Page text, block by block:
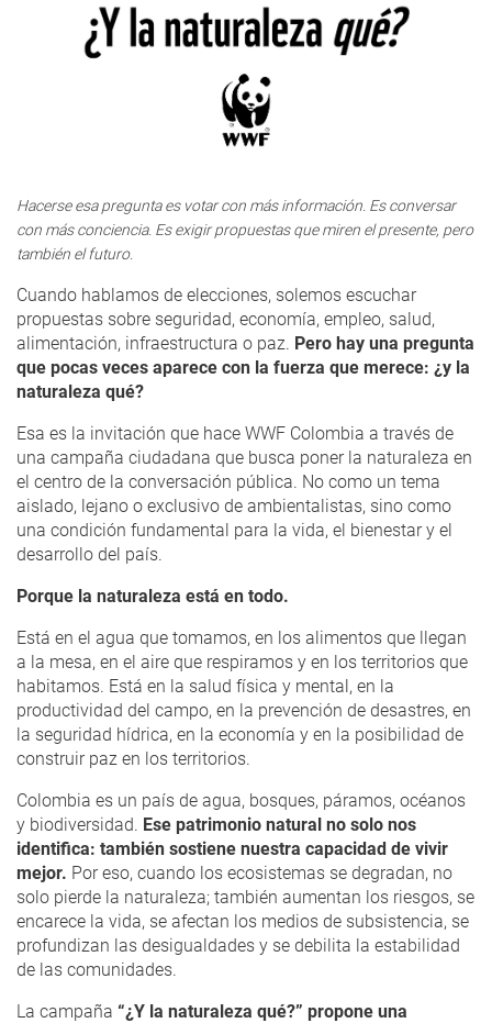
Hacerseesa preguntaes votar con más información . Es conversar
con más conciencia. Es exigir propuestas que miren el presente, pero
también el futuro.
Cuando hablamos de elecciones, solemos escuchar
propuestas sobre seguridad, economía, empleo, salud,
alimentación, infraestructura o paz. Pero hay una pregunta
que pocas veces aparece con la fuerza que merece: ¿y la
naturaleza qué?
Esa es la invitación que hace WWF Colombia a través de
una campaña ciudadana que busca poner la naturaleza en
el centro de la conversación pública. No como un tema
aislado, lejano o exclusivo de ambientalistas, sino como
una condición fundamental para la vida, el bienestar y el
desarrollo del país.
Porque la naturaleza está en todo.
Está en el agua que tomamos, en los alimentos que llegan
a la mesa, en el aire que respiramos y en los territorios que
habitamos. Está en la salud física y mental, en la
productividad del campo, en la prevención de desastres, en
la seguridad hídrica, en la economía y en la posibilidad de
construir paz en los territorios.
Colombia es un país de agua, bosques, páramos, océanos
y biodiversidad. Ese patrimonio natural no solo nos
identifica: también sostiene nuestra capacidad de vivir
mejor. Por eso, cuando los ecosistemas se degradan, no
solo pierde la naturaleza; también aumentan los riesgos, se
encarece la vida, se afectan los medios de subsistencia, se
profundizan las desigualdades y se debilita la estabilidad
de las comunidades.
La campaña “¿Y la naturaleza qué?” propone una